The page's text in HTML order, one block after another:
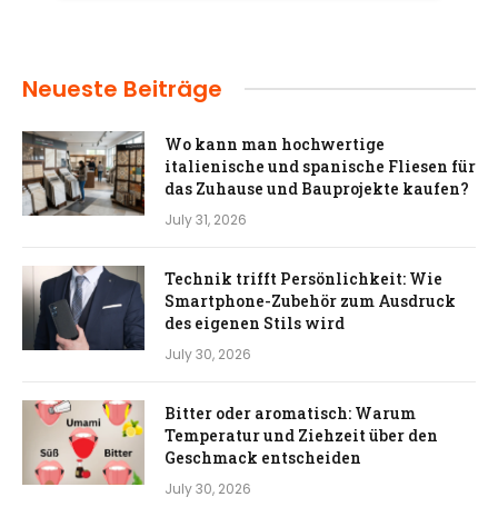
Neueste Beiträge
Wo kann man hochwertige
italienische und spanische Fliesen für
das Zuhause und Bauprojekte kaufen?
July 31, 2026
Technik trifft Persönlichkeit: Wie
Smartphone-Zubehör zum Ausdruck
des eigenen Stils wird
July 30, 2026
Bitter oder aromatisch: Warum
Temperatur und Ziehzeit über den
Geschmack entscheiden
July 30, 2026